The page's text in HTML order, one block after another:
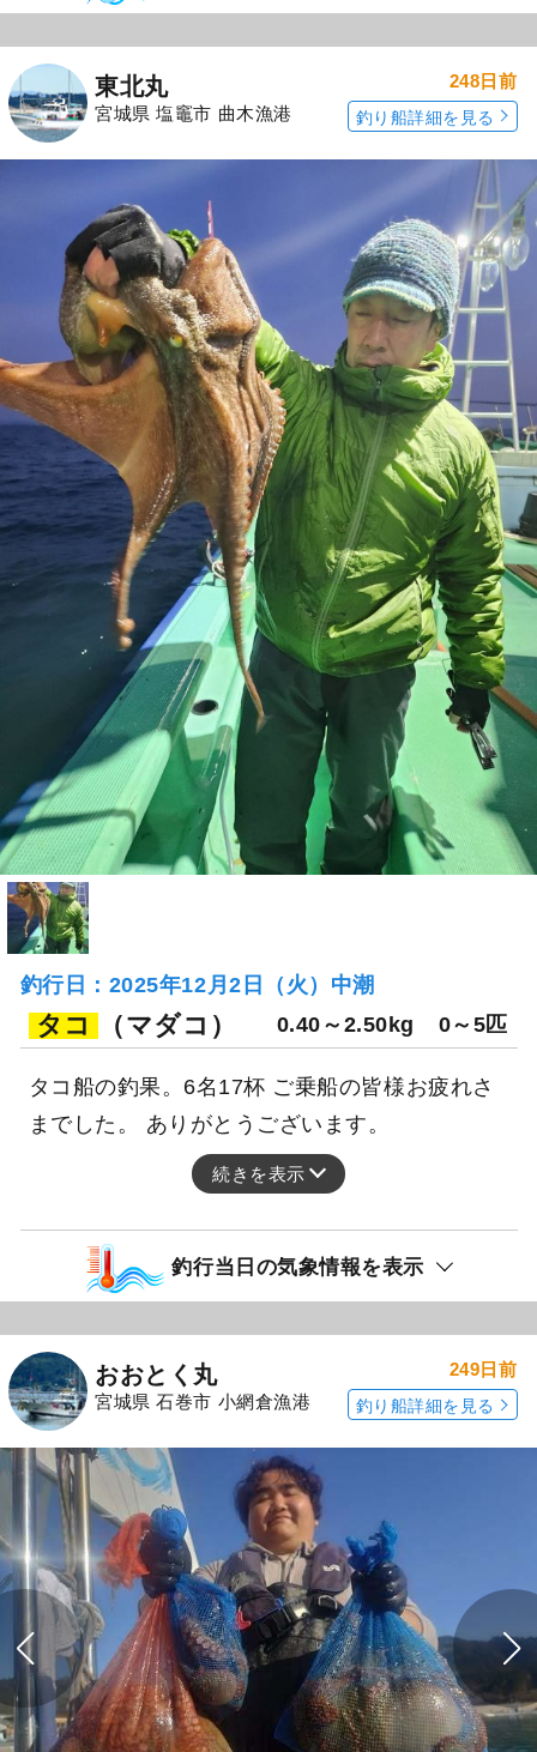
東北丸
宮城県 塩竈市 曲木漁港
248日前
釣り船詳細を見る
釣行日：2025年12月2日（火）中潮
タコ （マダコ） 0.40～2.50kg 0～5匹
タコ船の釣果。6名17杯 ご乗船の皆様お疲れさ
までした。 ありがとうございます。
続きを表示
釣行当日の気象情報を表示
おおとく丸
宮城県 石巻市 小網倉漁港
249日前
釣り船詳細を見る